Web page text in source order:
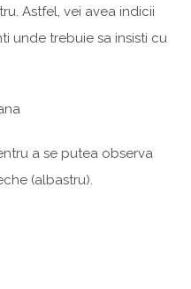
Astfel, vei avea indicii
unde trebuie sa insisti cu
a se putea observa
(albastru).